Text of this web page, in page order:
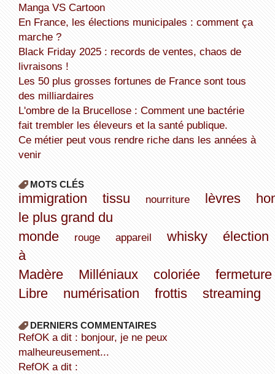
Manga VS Cartoon
En France, les élections municipales : comment ça
marche ?
Black Friday 2025 : records de ventes, chaos de
livraisons !
Les 50 plus grosses fortunes de France sont tous
des milliardaires
L'ombre de la Brucellose : Comment une bactérie
fait trembler les éleveurs et la santé publique.
Ce métier peut vous rendre riche dans les années à
venir
MOTS CLÉS
immigration tissu nourriture lèvres
le plus grand du
monde
rouge appareil whisky
élection
à
Madère
Milléniaux coloriée
fermeture
Libre
numérisation frottis streaming
DERNIERS COMMENTAIRES
refOK a dit : bonjour, je ne peux
malheureusement...
refOK a dit :